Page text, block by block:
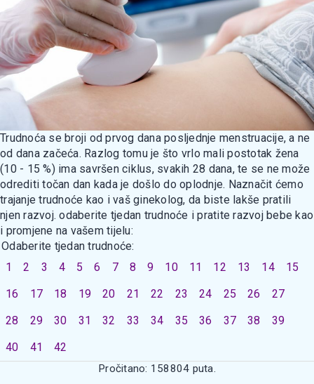
Trudnoća se broji od prvog dana posljednje menstruacije, a ne
od dana začeća. Razlog tomu je što vrlo mali postotak žena
(10 - 15 %) ima savršen ciklus, svakih 28 dana, te se ne može
odrediti točan dan kada je došlo do oplodnje. Naznačit ćemo
trajanje trudnoće kao i vaš ginekolog, da biste lakše pratili
njen razvoj. odaberite tjedan trudnoće i pratite razvoj bebe kao
i promjene na vašem tijelu:
Odaberite tjedan trudnoće:
1
2 3 4 5 6 7 8 9 10 11 12 13 14
15
16
17 18 19 20 21 22 23 24 25 26
27
28
29 30 31 32 33 34 35 36 37 38
39
40
41 42
Pročitano: 158804 puta.